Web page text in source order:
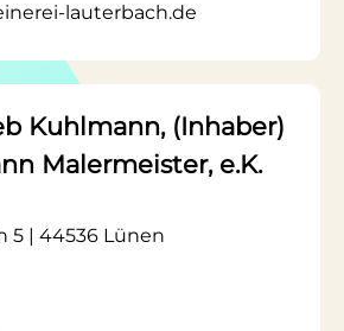
lauterbach.de
Kuhlmann, (Inhaber)
Malermeister, e.K.
5 | 44536 Lünen